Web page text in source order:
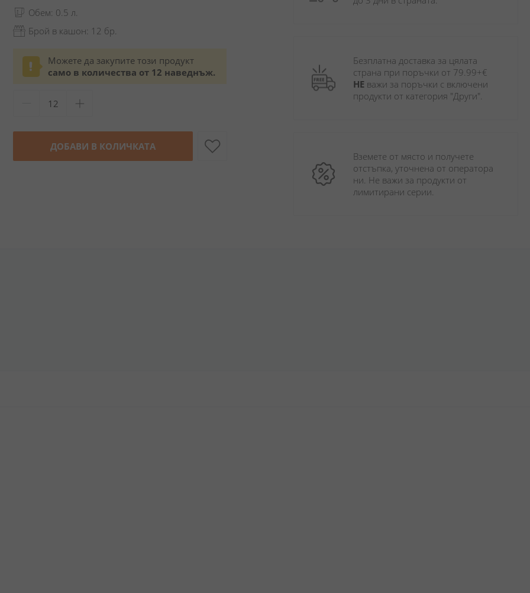
Обем: 0.5 л.
Брой в кашон: 12 бр.
Можете да закупите този продукт
само в количества от 12 наведнъж.
ДОБАВИ В КОЛИЧКАТА
Безплатна доставка за цялата
НЕ важи за поръчки с включени
продукти от категория "Други".
Вземете от място и получете
отстъпка, уточнена от оператора
ни. Не важи за продукти от
лимитирани серии.